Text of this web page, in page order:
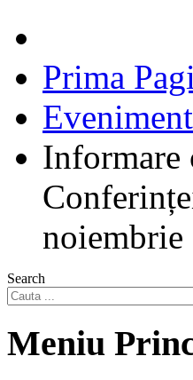
Prima
Informare
noiembrie
Search
Meniu